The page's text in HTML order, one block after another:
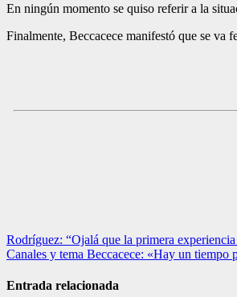
En ningún momento se quiso referir a la
Finalmente, Beccacece manifestó que se va
Navegación
de
entradas
Rodríguez: “Ojalá que la primera
Canales y tema Beccacece: «Hay un tiempo
Entrada relacionada